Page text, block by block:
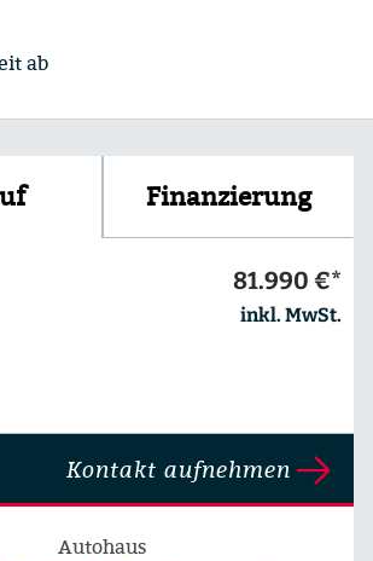
ab
Finanzierung
81.990 €*
inkl. MwSt.
Kontakt aufnehmen
Autohaus